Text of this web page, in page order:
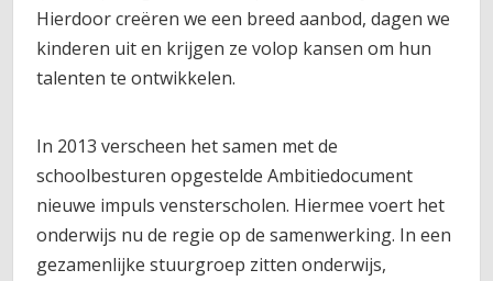
Hierdoor creëren we een breed aanbod, dagen we
kinderen uit en krijgen ze volop kansen om hun
talenten te ontwikkelen.
In 2013 verscheen het samen met de
schoolbesturen opgestelde Ambitiedocument
nieuwe impuls vensterscholen. Hiermee voert het
onderwijs nu de regie op de samenwerking. In een
gezamenlijke stuurgroep zitten onderwijs,